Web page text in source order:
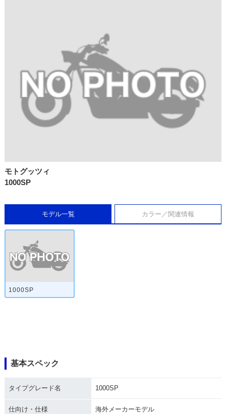
モトグッツィ
1000SP
モデル一覧 カラー／関連情報
1000SP
基本スペック
タイプグレード名 1000SP
仕向け・仕様 海外メーカーモデル